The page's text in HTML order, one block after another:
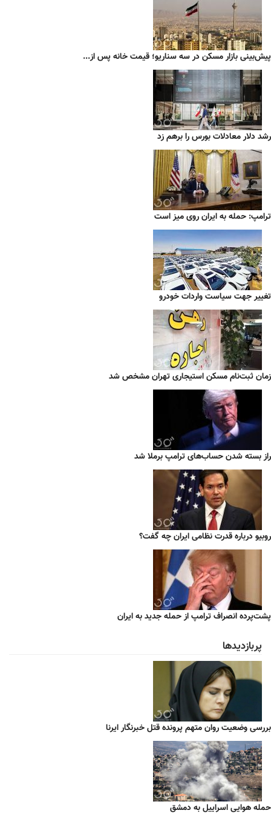
پیش‌بینی بازار مسکن در سه سناریو؛ قیمت خانه پس از...
رشد دلار معادلات بورس را برهم زد
ترامپ: حمله به ایران روی میز است
تغییر جهت سیاست واردات خودرو
زمان ثبت‌نام مسکن استیجاری تهران مشخص شد
راز بسته شدن حساب‌های ترامپ برملا شد
روبیو درباره قدرت نظامی ایران چه گفت؟
پشت‌پرده انصراف ترامپ از حمله جدید به ایران
پربازدیدها
بررسی وضعیت روان متهم پرونده قتل خبرنگار ایرنا
حمله هوایی اسراییل به دمشق